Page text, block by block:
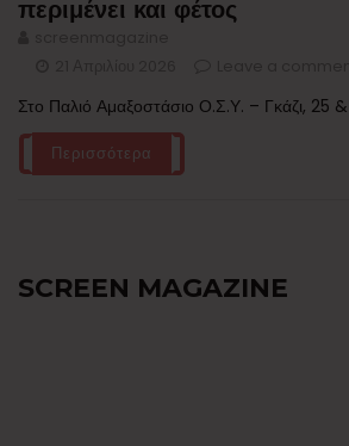
περιμένει και φέτος
Στο Παλιό Αμαξοστάσιο Ο.Σ.Υ. – Γκάζι, 25
Περισσότερα
SCREEN MAGAZINE